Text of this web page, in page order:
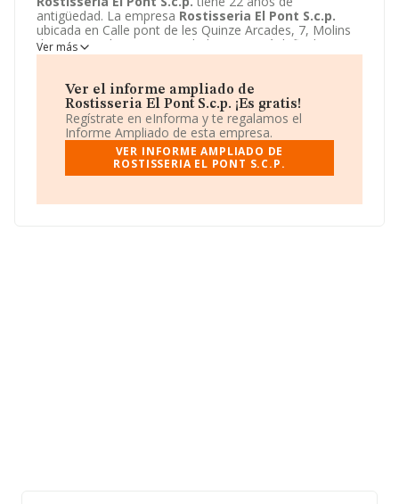
antigüedad. La empresa Rostisseria El Pont S.c.p.
ubicada en Calle pont de les Quinze Arcades, 7, Molins
de rei, Barcelona. Su actividad CNAE está definida como
5611 - Restaurantes. La forma jurídica deRostisseria
Ver más
Ver el informe ampliado de
Rostisseria El Pont S.c.p. ¡Es gratis!
Regístrate en eInforma y te regalamos el
Informe Ampliado de esta empresa.
VER INFORME AMPLIADO DE
ROSTISSERIA EL PONT S.C.P.